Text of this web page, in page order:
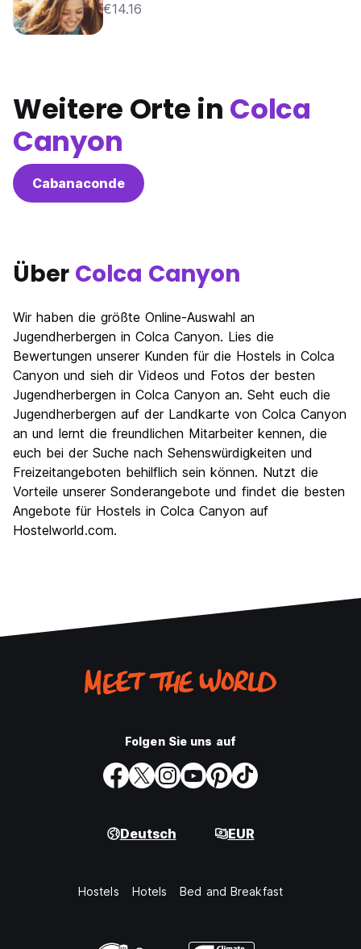
€14.16
Weitere Orte in Colca
Canyon
Cabanaconde
Über Colca Canyon
Wir haben die größte Online-Auswahl an
Jugendherbergen in Colca Canyon. Lies die
Bewertungen unserer Kunden für die Hostels in Colca
Canyon und sieh dir Videos und Fotos der besten
Jugendherbergen in Colca Canyon an. Seht euch die
Jugendherbergen auf der Landkarte von Colca Canyon
an und lernt die freundlichen Mitarbeiter kennen, die
euch bei der Suche nach Sehenswürdigkeiten und
Freizeitangeboten behilflich sein können. Nutzt die
Vorteile unserer Sonderangebote und findet die besten
Angebote für Hostels in Colca Canyon auf
Hostelworld.com.
Folgen Sie uns auf
Deutsch EUR
Hostels Hotels Bed and Breakfast